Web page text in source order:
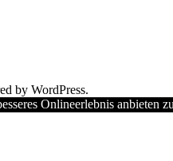
by WordPress.
Onlineerlebnis anbieten